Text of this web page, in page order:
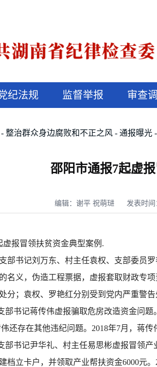
纪法规 监督举报 审查
整治群众身边腐败和不正之风 通报曝光
邵阳市通报7起虚
编辑：谢平 祝萌琎 发表时间
报冒领扶贫资金典型案例.
书记刘万东、村主任袁权、支部委员
名义，伪造工程票据，虚报套取财政专
分；袁权、罗艳红分别受到党内严重警告
书记蒋传伟虚报骗取危房改造资金问
还存在其他违纪问题。2018年7月，蒋
书记尹华礼、村主任易思彬虚报冒领
档立卡户，并领取产业帮扶资金6000元